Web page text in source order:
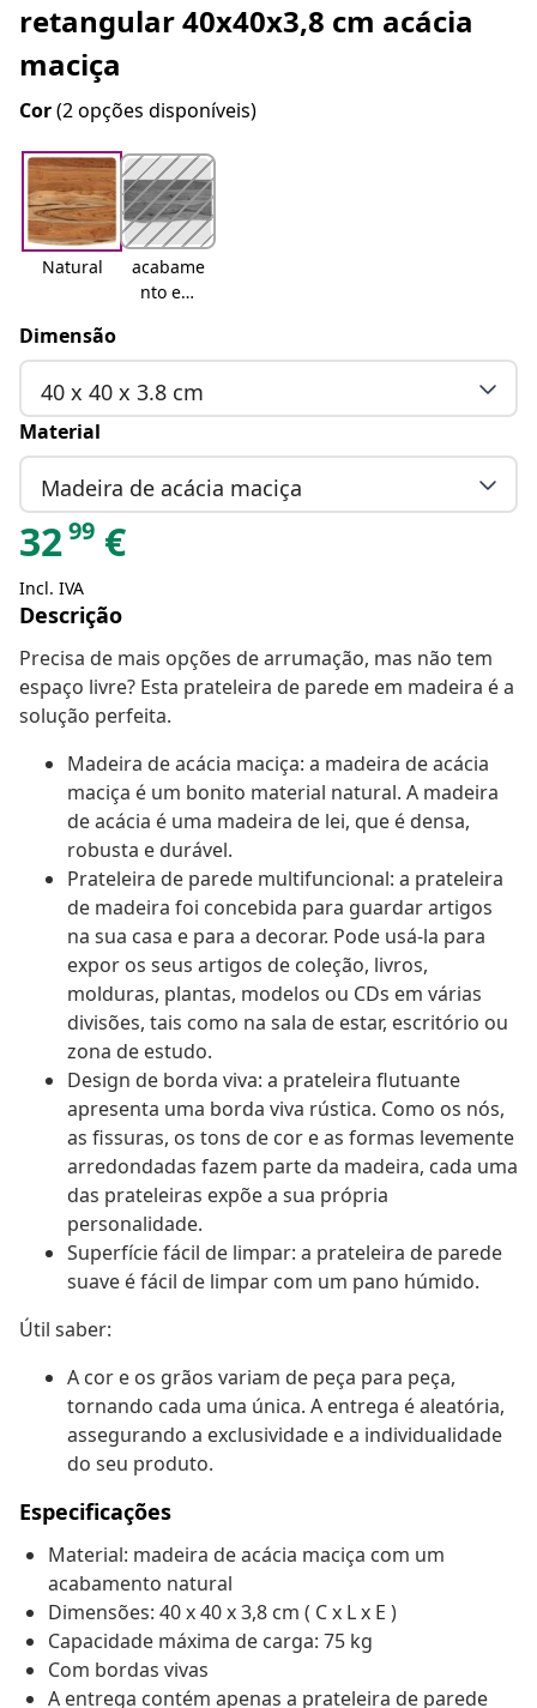
retangular 40x40x3,8 cm acácia
maciça
Cor(2 opções disponíveis)
Natural
acabame
nto em
Dimensão
40 x 40 x 3.8 cm
Material
Madeira de acácia maciça
3299 €
Incl. IVA
Descrição
Precisa de mais opções de arrumação, mas não tem
espaço livre? Esta prateleira de parede em madeira é a
solução perfeita.
Madeira de acácia maciça: a madeira de acácia
maciça é um bonito material natural. A madeira
de acácia é uma madeira de lei, que é densa,
robusta e durável.
Prateleira de parede multifuncional: a prateleira
de madeira foi concebida para guardar artigos
na sua casa e para a decorar. Pode usá-la para
expor os seus artigos de coleção, livros,
molduras, plantas, modelos ou CDs em várias
divisões, tais como na sala de estar, escritório ou
zona de estudo.
Design de borda viva: a prateleira flutuante
apresenta uma borda viva rústica. Como os nós,
as fissuras, os tons de cor e as formas levemente
arredondadas fazem parte da madeira, cada uma
das prateleiras expõe a sua própria
personalidade.
Superfície fácil de limpar: a prateleira de parede
suave é fácil de limpar com um pano húmido.
Útil saber:
A cor e os grãos variam de peça para peça,
tornando cada uma única. A entrega é aleatória,
assegurando a exclusividade e a individualidade
do seu produto.
Especificações
Material: madeira de acácia maciça com um
acabamento natural
Dimensões: 40 x 40 x 3,8 cm ( C x L x E )
Capacidade máxima de carga: 75 kg
Com bordas vivas
A entrega contém apenas a prateleira de parede